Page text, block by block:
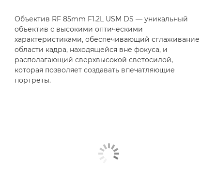
Объектив RF 85mm F1.2L USM DS — уникальный
объектив с высокими оптическими
характеристиками, обеспечивающий сглаживание
области кадра, находящейся вне фокуса, и
располагающий сверхвысокой светосилой,
которая позволяет создавать впечатляющие
портреты.